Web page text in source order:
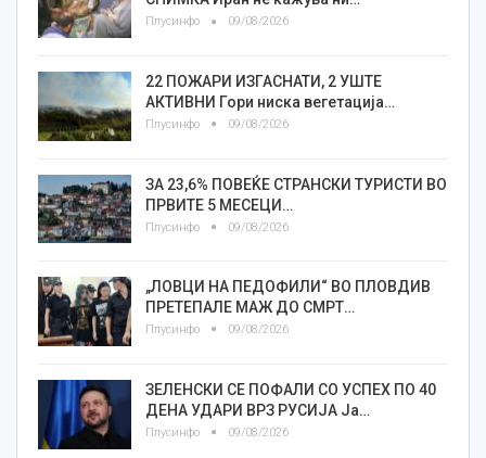
Плусинфо 09/08/2026
22 ПОЖАРИ ИЗГАСНАТИ, 2 УШТЕ
АКТИВНИ Гори ниска вегетација…
Плусинфо 09/08/2026
ЗА 23,6% ПОВЕЌЕ СТРАНСКИ ТУРИСТИ ВО
ПРВИТЕ 5 МЕСЕЦИ…
Плусинфо 09/08/2026
„ЛОВЦИ НА ПЕДОФИЛИ“ ВО ПЛОВДИВ
ПРЕТЕПАЛЕ МАЖ ДО СМРТ…
Плусинфо 09/08/2026
ЗЕЛЕНСКИ СЕ ПОФАЛИ СО УСПЕХ ПО 40
ДЕНА УДАРИ ВРЗ РУСИЈА Ја…
Плусинфо 09/08/2026